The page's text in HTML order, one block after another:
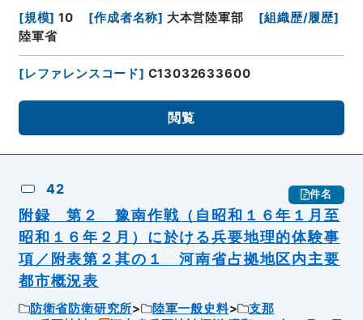
[規模] 10 [作成者名称] 大本営陸軍部 [組織歴/履歴]
陸軍省
[レファレンスコード] C13032633600
閲覧
42 件名
附録 第２ 豫南作戦（自昭和１６年１月至
昭和１６年２月）に於ける兵要地理的体験事
項／附表第２其の１ 河南省占拠地区内主要
都市概況表
防衛省防衛研究所 陸軍一般史料
支那